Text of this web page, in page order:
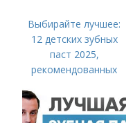
Выбирайте лучшее:
12 детских зубных
паст 2025,
рекомендованных